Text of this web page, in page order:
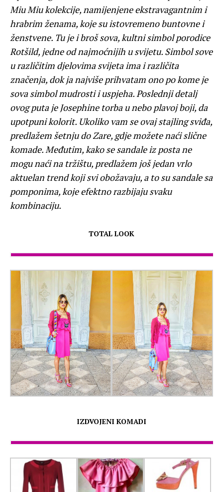
Miu Miu kolekcije, namijenjene ekstravagantnim i
hrabrim ženama, koje su istovremeno buntovne i
ženstvene. Tu je i broš sova, kultni simbol porodice
Rotšild, jedne od najmoćnijih u svijetu. Simbol sove
u različitim djelovima svijeta ima i različita
značenja, dok ja najviše prihvatam ono po kome je
sova simbol mudrosti i uspjeha. Poslednji detalj
ovog puta je Josephine torba u nebo plavoj boji, da
upotpuni kolorit. Ukoliko vam se ovaj stajling sviđa,
predlažem šetnju do Zare, gdje možete naći slične
komade. Međutim, kako se sandale iz posta ne
mogu naći na tržištu, predlažem još jedan vrlo
aktuelan trend koji svi obožavaju, a to su sandale sa
pomponima, koje efektno razbijaju svaku
kombinaciju.
TOTAL LOOK
IZDVOJENI KOMADI